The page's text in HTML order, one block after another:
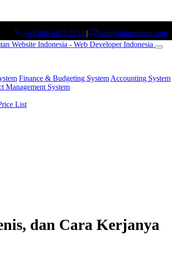
+62 896 6423 0232 | info@idmetafora.com
Finance & Budgeting System Accounting System
Management System
List
dan Cara Kerjanya